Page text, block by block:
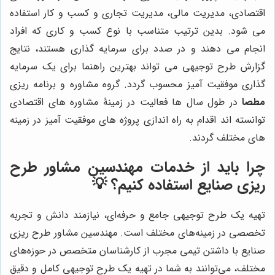
اقتصادی، مدیریت مالی، مدیریت تجاری و کسب و کار استفاده
می شود. بدین ترتیب متناسب با نوع کسب و کاری که افراد
انجام می دهند و در صدد برای سرمایه گذاری هستند، نتایج
گزارش طرح توجیهی می تواند بهترین راهنما برای یک سرمایه
گذاری موفقیت آمیز محسوب گردد. گروه مشاوره و برنامه ریزی
مطصا در طول سال ها فعالیت در زمینۀ مشاوره های اقتصادی
توانسته اند اقدام به راه اندازی پروژه های موفقیت آمیز در زمینه
های مختلف گردند.
چرا باید از خدمات مهندسین مشاور طرح
ریزی صنایع استفاده کنیم؟ 💡
تهیه یک طرح توجیهی جامع و حرفه‌ای، نیازمند دانش و تجربه
تخصصی در زمینه‌های مختلف است. مهندسین مشاور طرح ریزی
صنایع با داشتن تیمی مجرب از کارشناسان متخصص در حوزه‌های
مختلف، می‌توانند به شما در تهیه یک طرح توجیهی کامل و دقیق